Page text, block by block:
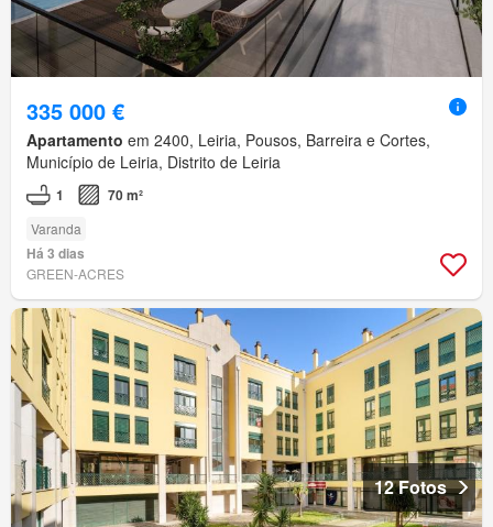
335 000 €
Apartamento em 2400, Leiria, Pousos, Barreira e Cortes,
Município de Leiria, Distrito de Leiria
1 70 m²
Varanda
Há 3 dias
GREEN-ACRES
12 Fotos